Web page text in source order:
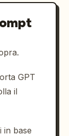
GPT
il
in base